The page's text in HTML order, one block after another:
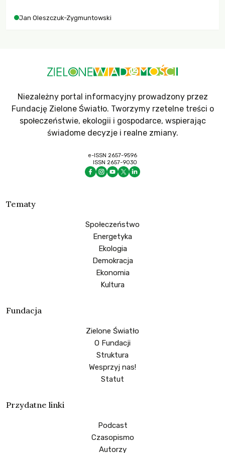
Jan Oleszczuk-Zygmuntowski
Niezależny portal informacyjny prowadzony przez
Fundację Zielone Światło. Tworzymy rzetelne treści o
społeczeństwie, ekologii i gospodarce, wspierając
świadome decyzje i realne zmiany.
e-ISSN 2657-9596
ISSN 2657-9030
Tematy
Społeczeństwo
Energetyka
Ekologia
Demokracja
Ekonomia
Kultura
Fundacja
Zielone Światło
O Fundacji
Struktura
Wesprzyj nas!
Statut
Przydatne linki
Podcast
Czasopismo
Autorzy